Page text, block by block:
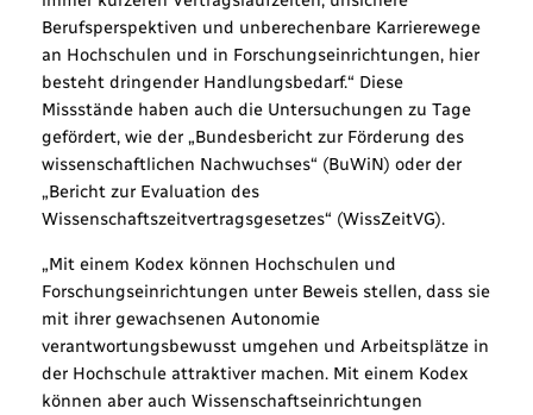
Berufsperspektiven und unberechenbare Karrierewege
an Hochschulen und in Forschungseinrichtungen, hier
besteht dringender Handlungsbedarf.“ Diese
Missstände haben auch die Untersuchungen zu Tage
gefördert, wie der „Bundesbericht zur Förderung des
wissenschaftlichen Nachwuchses“ (BuWiN) oder der
„Bericht zur Evaluation des
Wissenschaftszeitvertragsgesetzes“ (WissZeitVG).
„Mit einem Kodex können Hochschulen und
Forschungseinrichtungen unter Beweis stellen, dass sie
mit ihrer gewachsenen Autonomie
verantwortungsbewusst umgehen und Arbeitsplätze in
der Hochschule attraktiver machen. Mit einem Kodex
können aber auch Wissenschaftseinrichtungen